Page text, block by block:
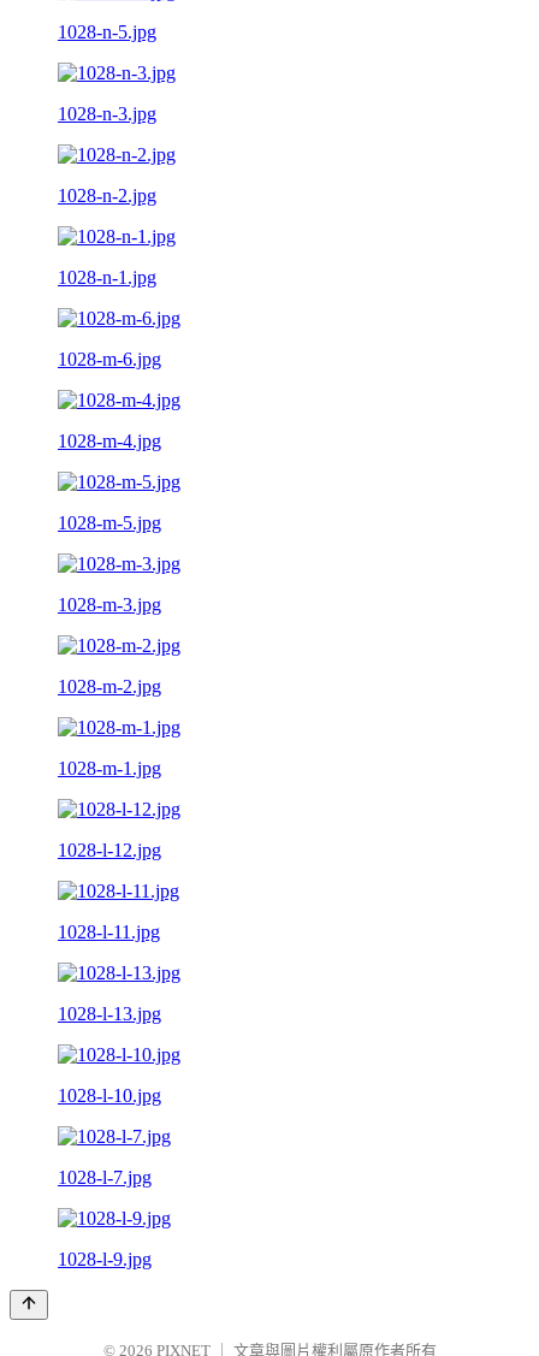
1028-n-5.jpg
1028-n-3.jpg
1028-n-2.jpg
1028-n-1.jpg
1028-m-6.jpg
1028-m-4.jpg
1028-m-5.jpg
1028-m-3.jpg
1028-m-2.jpg
1028-m-1.jpg
1028-l-12.jpg
1028-l-11.jpg
1028-l-13.jpg
1028-l-10.jpg
1028-l-7.jpg
1028-l-9.jpg
© 2026 PIXNET 文章與圖片權利屬原作者所有